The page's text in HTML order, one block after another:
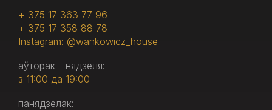
+ 375 17 363 77 96
+ 375 17 358 88 78
Instagram: @wankowicz_house
аўторак - нядзеля:
з 11:00 да 19:00
панядзелак: